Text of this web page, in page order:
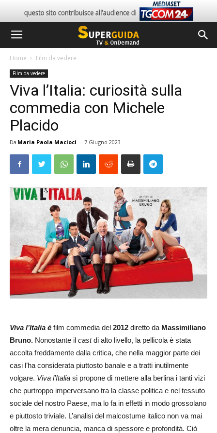
Home Film da vedere
Film da vedere
Viva l’Italia: curiosità sulla
commedia con Michele
Placido
Da Maria Paola Macioci - 7 Giugno 2023
Viva l’Italia è film commedia del 2012 diretto da Massimiliano
Bruno. Nonostante il castdi alto livello, la pellicola è stata
accolta freddamente dalla critica, che nella maggior parte dei
casi l’ha considerata piuttosto banale e a tratti inutilmente
volgare. Viva l’Italia si propone di mettere alla berlina i tanti vizi
che purtroppo imperversano tra la classe politica e nel tessuto
sociale del nostro Paese, ma lo fa in effetti in modo grossolano
e piuttosto triviale. L’analisi del malcostume italico non va mai
oltre la mera denuncia, manca di spessore e profondità. Ciò